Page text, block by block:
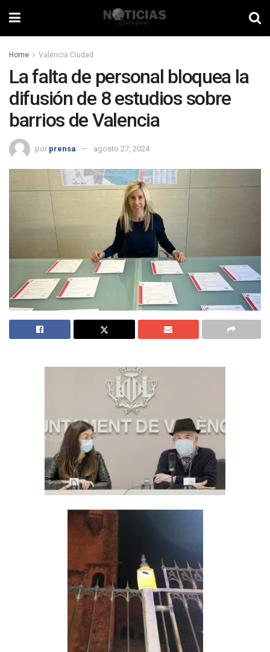
Home Valencia Ciudad
La falta de personal bloquea la
difusión de 8 estudios sobre
barrios de Valencia
por prensa agosto 27, 2024